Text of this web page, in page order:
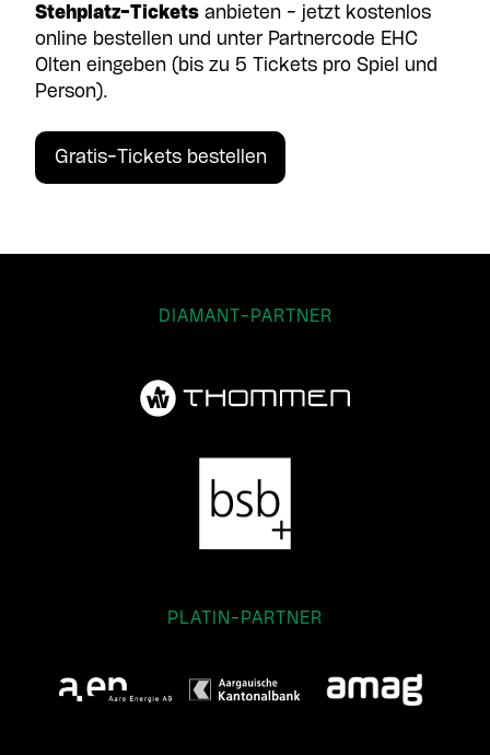
Stehplatz-Tickets anbieten - jetzt kostenlos
online bestellen und unter Partnercode EHC
Olten eingeben (bis zu 5 Tickets pro Spiel und
Person).
Gratis-Tickets bestellen
DIAMANT-PARTNER
PLATIN-PARTNER